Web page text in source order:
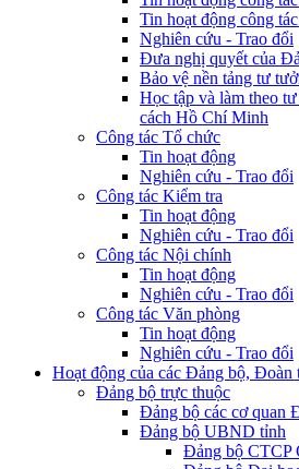
Tin hoạt động công
Nghiên cứu - Trao đổi
Đưa nghị quyết của
Bảo vệ nền tảng tư
Học tập và làm theo
cách Hồ Chí Minh
Công tác Tổ chức
Tin hoạt động
Nghiên cứu - Trao đổi
Công tác Kiểm tra
Tin hoạt động
Nghiên cứu - Trao đổi
Công tác Nội chính
Tin hoạt động
Nghiên cứu - Trao đổi
Công tác Văn phòng
Tin hoạt động
Nghiên cứu - Trao đổi
Hoạt động của các Đảng bộ, Đoàn
Đảng bộ trực thuộc
Đảng bộ các cơ quan
Đảng bộ UBND tỉnh
Đảng bộ CTCP